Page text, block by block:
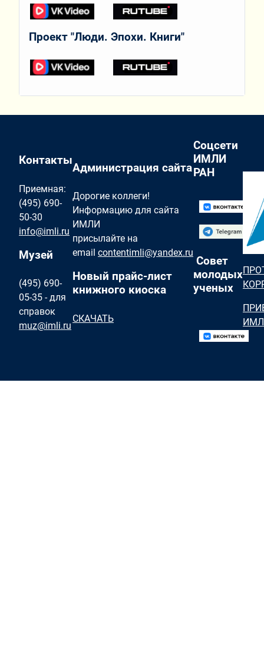
Проект "Люди. Эпохи. Книги"
Контакты
Приемная:
(495) 690-
50-30
info@imli.ru
Музей
(495) 690-
05-35 - для
справок
muz@imli.ru
Администрация сайта
Дорогие коллеги!
Информацию для сайта
ИМЛИ
присылайте на
email contentimli@yandex.ru
Новый прайс-лист
книжного киоска
СКАЧАТЬ
Соцсети
ИМЛИ
РАН
Совет
молодых
ученых